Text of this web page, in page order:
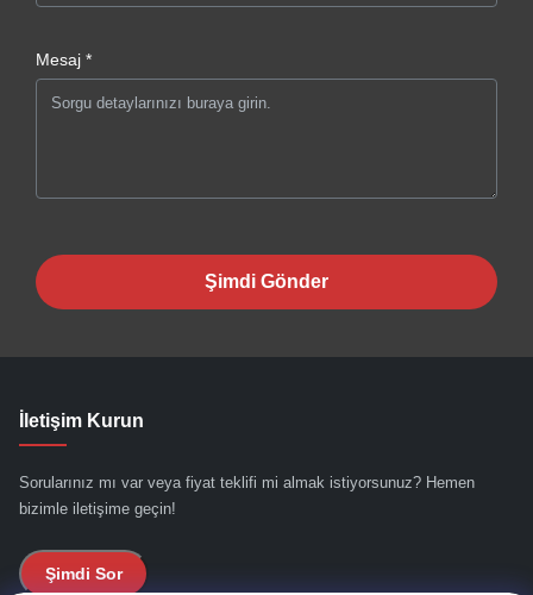
Mesaj *
Şimdi Gönder
İletişim Kurun
Sorularınız mı var veya fiyat teklifi mi almak istiyorsunuz? Hemen
bizimle iletişime geçin!
Şimdi Sor